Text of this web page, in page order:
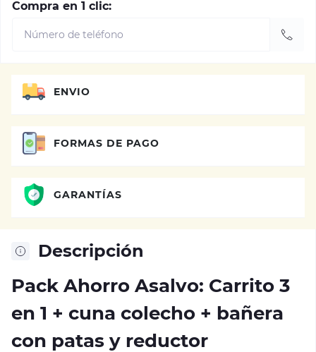
Compra en 1 clic:
Descripción
Pack Ahorro Asalvo: Carrito 3
en 1 + cuna colecho + bañera
con patas y reductor
ENVIO
FORMAS DE PAGO
GARANTÍAS